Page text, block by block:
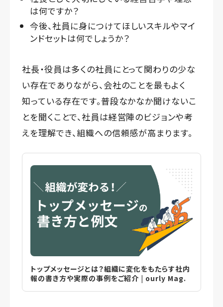
は何ですか？
今後、社員に身につけてほしいスキルやマイ
ンドセットは何でしょうか？
社長・役員は多くの社員にとって関わりの少な
い存在でありながら、会社のことを最もよく
知っている存在です。普段なかなか聞けないこ
とを聞くことで、社員は経営陣のビジョンや考
えを理解でき、組織への信頼感が高まります。
トップメッセージとは？組織に変化をもたらす社内
報の書き方や実際の事例をご紹介 | ourly Mag.